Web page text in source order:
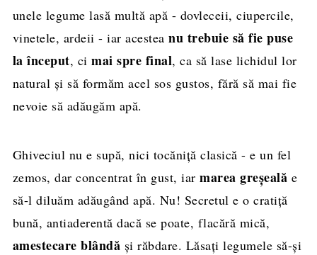
unele legume lasă multă apă - dovleceii, ciupercile,
vinetele, ardeii - iar acesteanu trebuie să fie puse
la început, cimai spre final, ca să lase lichidul lor
natural și să formăm acel sos gustos, fără să mai fie
nevoie să adăugăm apă.
Ghiveciul nu e supă, nici tocăniță clasică - e un fel
zemos, dar concentrat în gust, iarmarea greșeală e
să-l diluăm adăugând apă. Nu! Secretul e o cratiță
bună, antiaderentă dacă se poate, flacără mică,
amestecare blândă și răbdare. Lăsați legumele să-și